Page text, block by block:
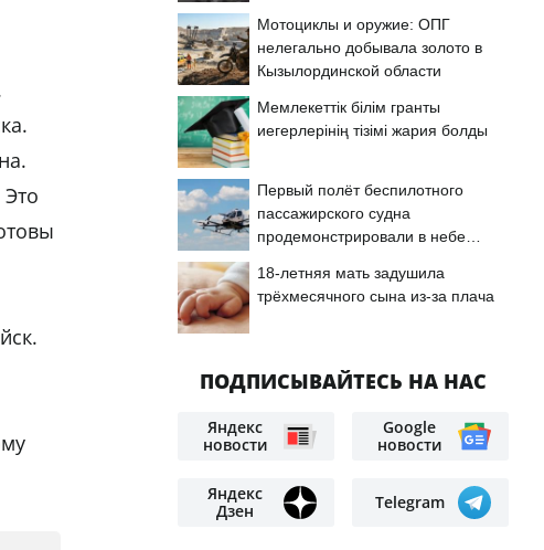
Мотоциклы и оружие: ОПГ
нелегально добывала золото в
Кызылординской области
Мемлекеттік білім гранты
иегерлерінің тізімі жария болды
Первый полёт беспилотного
пассажирского судна
продемонстрировали в небе
18-летняя мать задушила
трёхмесячного сына из-за плача
ПОДПИСЫВАЙТЕСЬ НА НАС
Яндекс
новости
Google
новости
Яндекс
Дзен
Telegram